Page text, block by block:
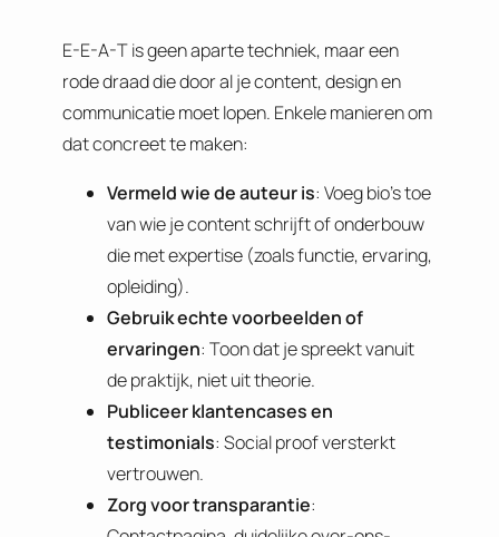
E-E-A-T is geen aparte techniek, maar een
rode draad die door al je content, design en
communicatie moet lopen. Enkele manieren om
dat concreet te maken:
Vermeld wie de auteur is: Voeg bio’s toe
van wie je content schrijft of onderbouw
die met expertise (zoals functie, ervaring,
opleiding).
Gebruik echte voorbeelden of
ervaringen: Toon dat je spreekt vanuit
de praktijk, niet uit theorie.
Publiceer klantencases en
testimonials: Social proof versterkt
vertrouwen.
Zorg voor transparantie: